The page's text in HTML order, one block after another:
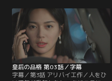
帝との昼食会」が開かれサニーも参
加するが、会の途中でヒョクが参加
者に襲われる。
皇后の品格 第03話／字幕
字幕／第3話 アリバイ工作／人をひ